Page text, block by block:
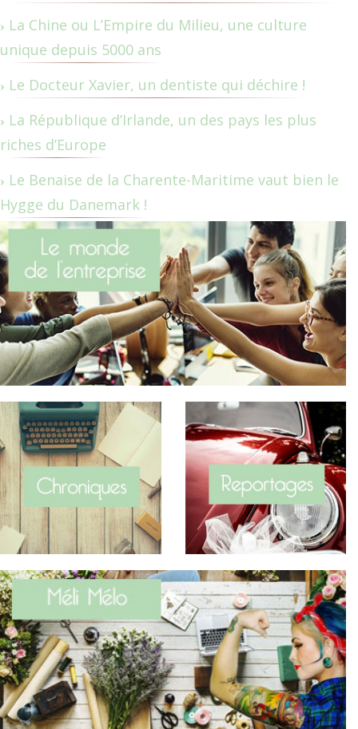
La Chine ou L’Empire du Milieu, une culture
unique depuis 5000 ans
Le Docteur Xavier, un dentiste qui déchire !
La République d’Irlande, un des pays les plus
riches d’Europe
Le Benaise de la Charente-Maritime vaut bien le
Hygge du Danemark !